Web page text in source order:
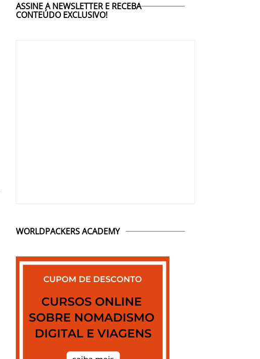
ASSINE A NEWSLETTER E RECEBA
CONTEÚDO EXCLUSIVO!
WORLDPACKERS ACADEMY